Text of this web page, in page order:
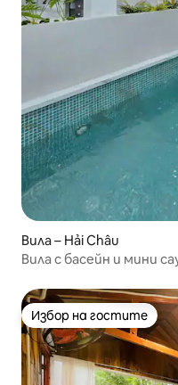
Вила – Hải Châu
Вила с басейн и мини
Избор на гостите
Избор на гостите